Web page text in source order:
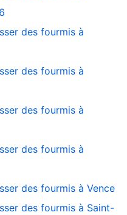
des fourmis à
des fourmis à
des fourmis à
des fourmis à
des fourmis à Vence
des fourmis à Saint-